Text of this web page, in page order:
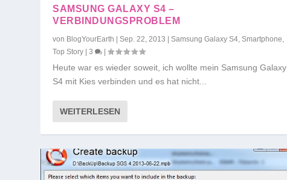
SAMSUNG GALAXY S4 –
VERBINDUNGSPROBLEM
von BlogYourEarth |Sep. 22, 2013 |Samsung Galaxy S4,Smartphone,
Top Story |3 |
Heute war es wieder soweit, ich wollte mein Samsung Galaxy
S4 mit Kies verbinden und es hat nicht...
WEITERLESEN